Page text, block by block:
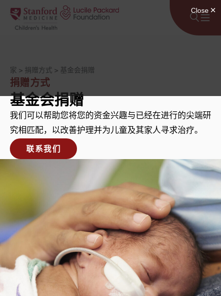
跳至内容
家 > 捐赠方式 > 基金会捐赠
捐赠方式
基金会捐赠
我们可以帮助您将您的资金兴趣与已经在进行的尖端研
究相匹配，以改善护理并为儿童及其家人寻求治疗。
联系我们